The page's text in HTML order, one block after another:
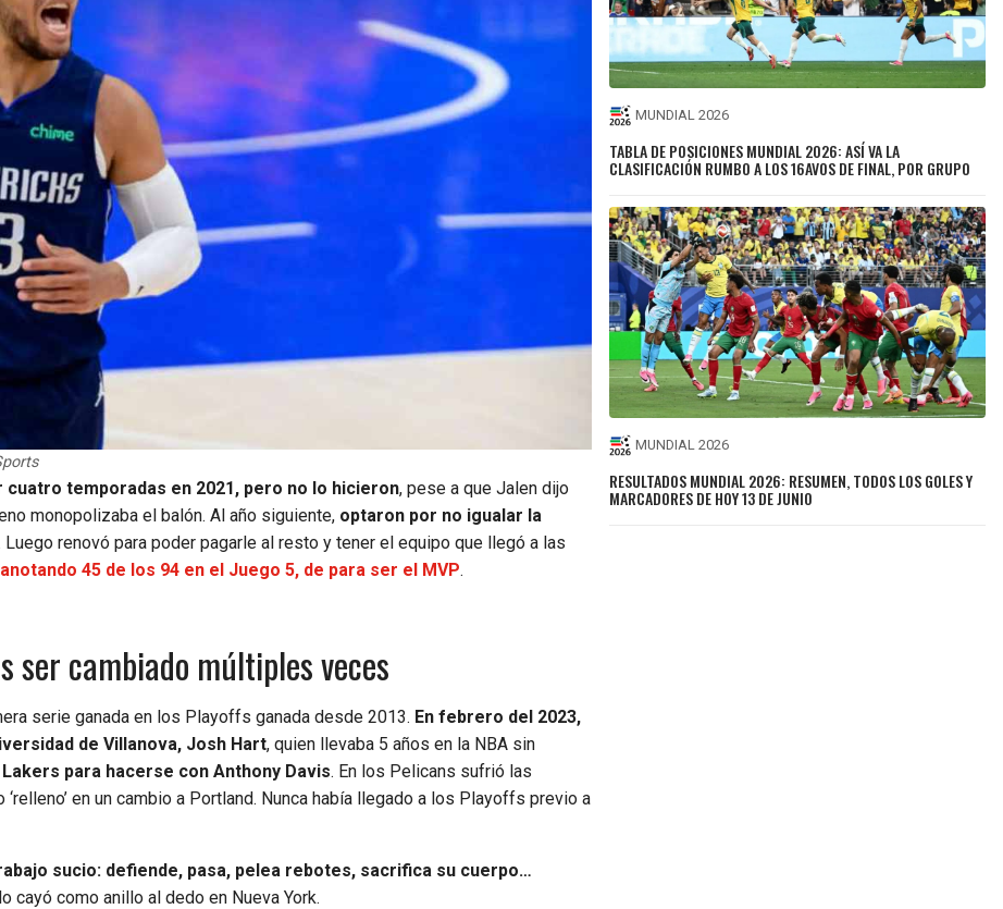
temporadas en 2021, pero no lo hicieron, pese a que Jalen dijo
monopolizaba el balón. Al año siguiente, optaron por no igualar la
. Luego renovó para poder pagarle al resto y tener el equipo que llegó a las
45 de los 94 en el Juego 5, de para ser el MVP.
ser cambiado múltiples veces
serie ganada en los Playoffs ganada desde 2013. En febrero del 2023,
de Villanova, Josh Hart, quien llevaba 5 años en la NBA sin
para hacerse con Anthony Davis. En los Pelicans sufrió las
en un cambio a Portland. Nunca había llegado a los Playoffs previo a
sucio: defiende, pasa, pelea rebotes, sacrifica su cuerpo…
cayó como anillo al dedo en Nueva York.
MUNDIAL 2026
TABLA DE POSICIONES MUNDIAL 2026: ASÍ VA LA
CLASIFICACIÓN RUMBO A LOS 16AVOS DE FINAL, POR GRUPO
MUNDIAL 2026
RESULTADOS MUNDIAL 2026: RESUMEN, TODOS LOS GOLES Y
MARCADORES DE HOY 13 DE JUNIO